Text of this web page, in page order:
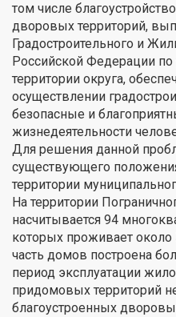
том числе
дворовых территорий,
Градостроительного и
Российской Федерации
территории округа,
осуществлении
безопасные и
жизнедеятельности
Для решения данной
существующего
территории
На территории
насчитывается 94
которых проживает
часть домов построена
период эксплуатации
придомовых территорий
благоустроенных